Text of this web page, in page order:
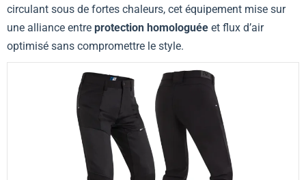
circulant sous de fortes chaleurs, cet équipement mise sur
une alliance entre protection homologuée et flux d’air
optimisé sans compromettre le style.